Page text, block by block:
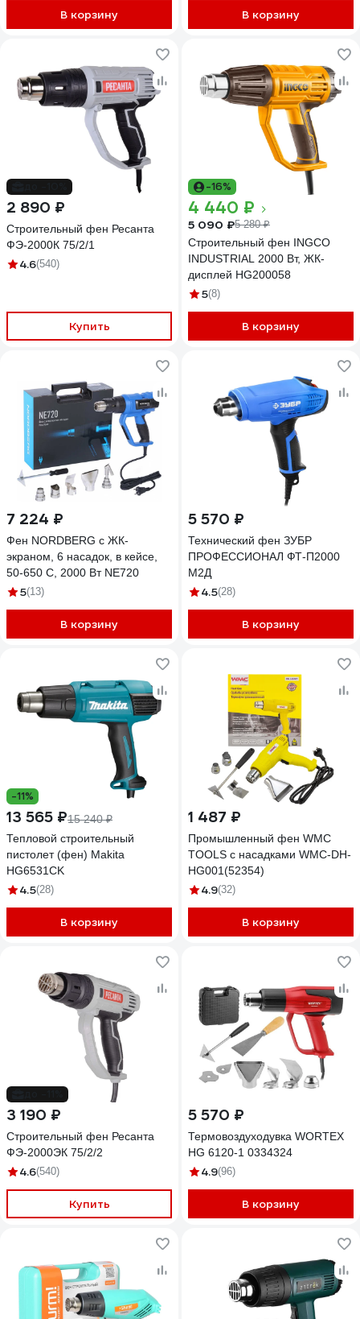
В корзину В корзину
2 890 ₽
Строительный фен Ресанта
ФЭ-2000К 75/2/1
4.6(540)
Купить
-16%
4 440 ₽
5 090 ₽5 280 ₽
Строительный фен INGCO
INDUSTRIAL 2000 Вт, ЖК-
дисплей HG200058
5(8)
В корзину
7 224 ₽
Фен NORDBERG с ЖК-
экраном, 6 насадок, в кейсе,
50-650 С, 2000 Вт NE720
5(13)
В корзину
5 570 ₽
Технический фен ЗУБР
ПРОФЕССИОНАЛ ФТ-П2000
М2Д
4.5(28)
В корзину
-11%
13 565 ₽15 240 ₽
Тепловой строительный
пистолет (фен) Makita
HG6531CK
4.5(28)
В корзину
1 487 ₽
Промышленный фен WMC
TOOLS с насадками WMC-DH-
HG001(52354)
4.9(32)
В корзину
3 190 ₽
Строительный фен Ресанта
ФЭ-2000ЭК 75/2/2
4.6(540)
Купить
5 570 ₽
Термовоздуходувка WORTEX
HG 6120-1 0334324
4.9(96)
В корзину